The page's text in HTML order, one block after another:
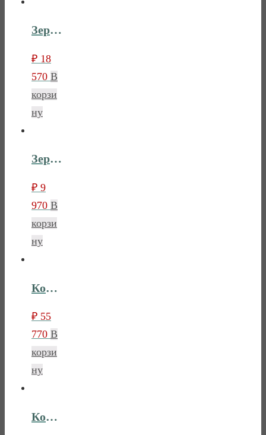
Зеркало напольное Лебо
₽ 18
570 В
корзи
ну
Зеркало с полкой Лебо
₽ 9
970 В
корзи
ну
Комод Лебо с двумя дверками и тремя ящиками
₽ 55
770 В
корзи
ну
Комод Лебо с девятью ящиками